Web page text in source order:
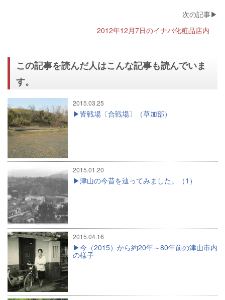
2012年12月7日のイナバ化粧品店内
この記事を読んだ人はこんな記事も読んでいま
す。
2015.03.25
皆戦場〔合戦場〕（草加部）
2015.01.20
津山の今昔を辿ってみました。（1）
2015.04.16
今（2015）から約20年～80年前の津山市内
の様子